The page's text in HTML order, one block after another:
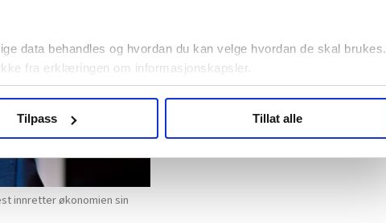
data behandles og hvordan du kan velge hvordan de skal brukes.
fra erklæringen om informasjonskapsler.
innhold, tilpassede annonser og utarbeide statistikk.
denne siden.
Tilpass Tillat alle
innretter økonomien sin